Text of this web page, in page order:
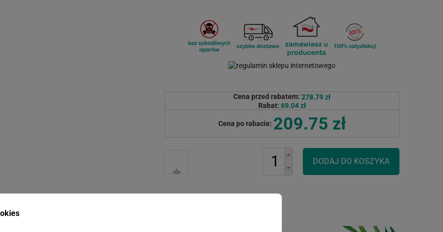
Cena przed rabatem: 278.79 zł
Rabat: 69.04 zł
Cena po rabacie: 209.75 zł